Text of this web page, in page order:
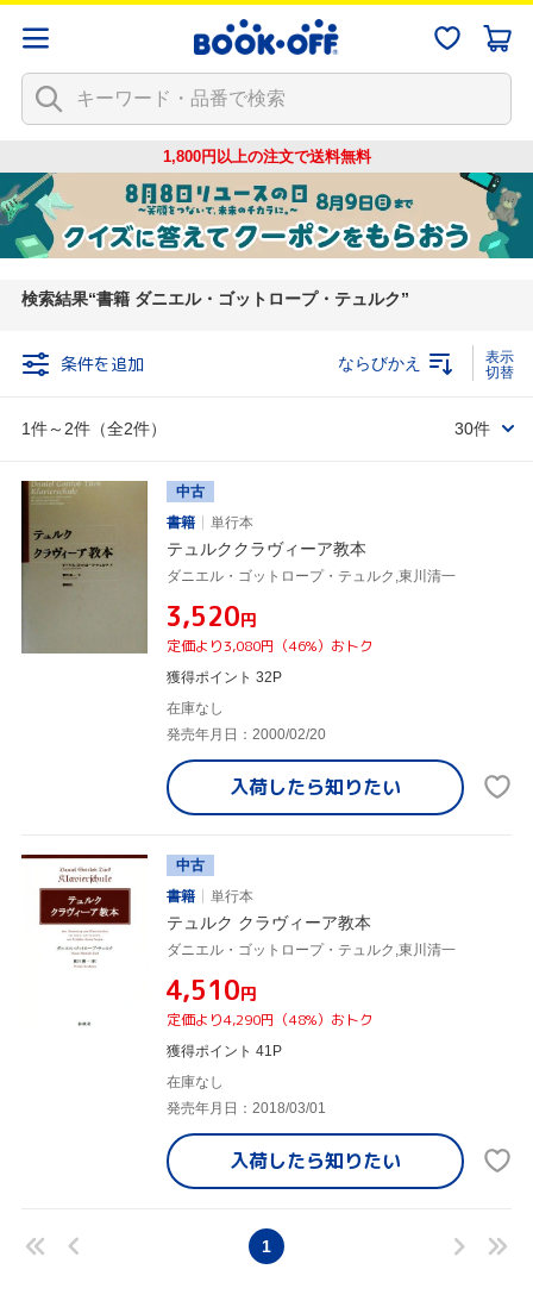
1,800円以上の注文で送料無料
検索結果 書籍 ダニエル・ゴットロープ・テュルク
条件を追加
1件～2件（全2件）
ならびかえ
30件
中古
書籍
単行本
テュルククラヴィーア教本
ダニエル・ゴットロープ・テュルク,東川清一
¥3,520円
定価より3,080円（46%）おトク
獲得ポイント 32P
在庫なし
発売年月日：2000/02/20
入荷したら知りたい
中古
書籍
単行本
テュルク クラヴィーア教本
ダニエル・ゴットロープ・テュルク,東川清一
¥4,510円
定価より4,290円（48%）おトク
獲得ポイント 41P
在庫なし
発売年月日：2018/03/01
入荷したら知りたい
1